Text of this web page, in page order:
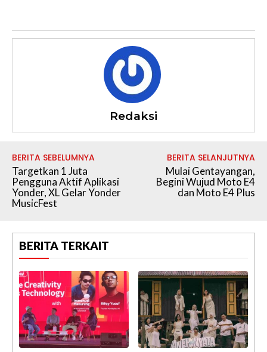
Redaksi
BERITA SEBELUMNYA
Targetkan 1 Juta
Pengguna Aktif Aplikasi
Yonder, XL Gelar Yonder
MusicFest
BERITA SELANJUTNYA
Mulai Gentayangan,
Begini Wujud Moto E4
dan Moto E4 Plus
BERITA TERKAIT